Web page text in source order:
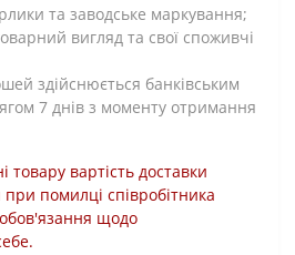
та заводське маркування;
вигляд та свої споживчі
здійснюється банківським
7 днів з моменту отримання
вартість доставки
при помилці співробітника
щодо